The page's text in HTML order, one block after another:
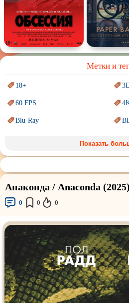
Спектакль Сказка Немое
Метки и
18+
60 FPS
Blu-Ray
Sci-Fi (Научнаяфантастика)
Авангард иСюрреализм
Аниме
Врачи
Индийское кино
Коллекция
Маги и Волшебники
Новогодние
Параллельные миры
Показать
Анаконда / Anaconda (2025)
0 0 0